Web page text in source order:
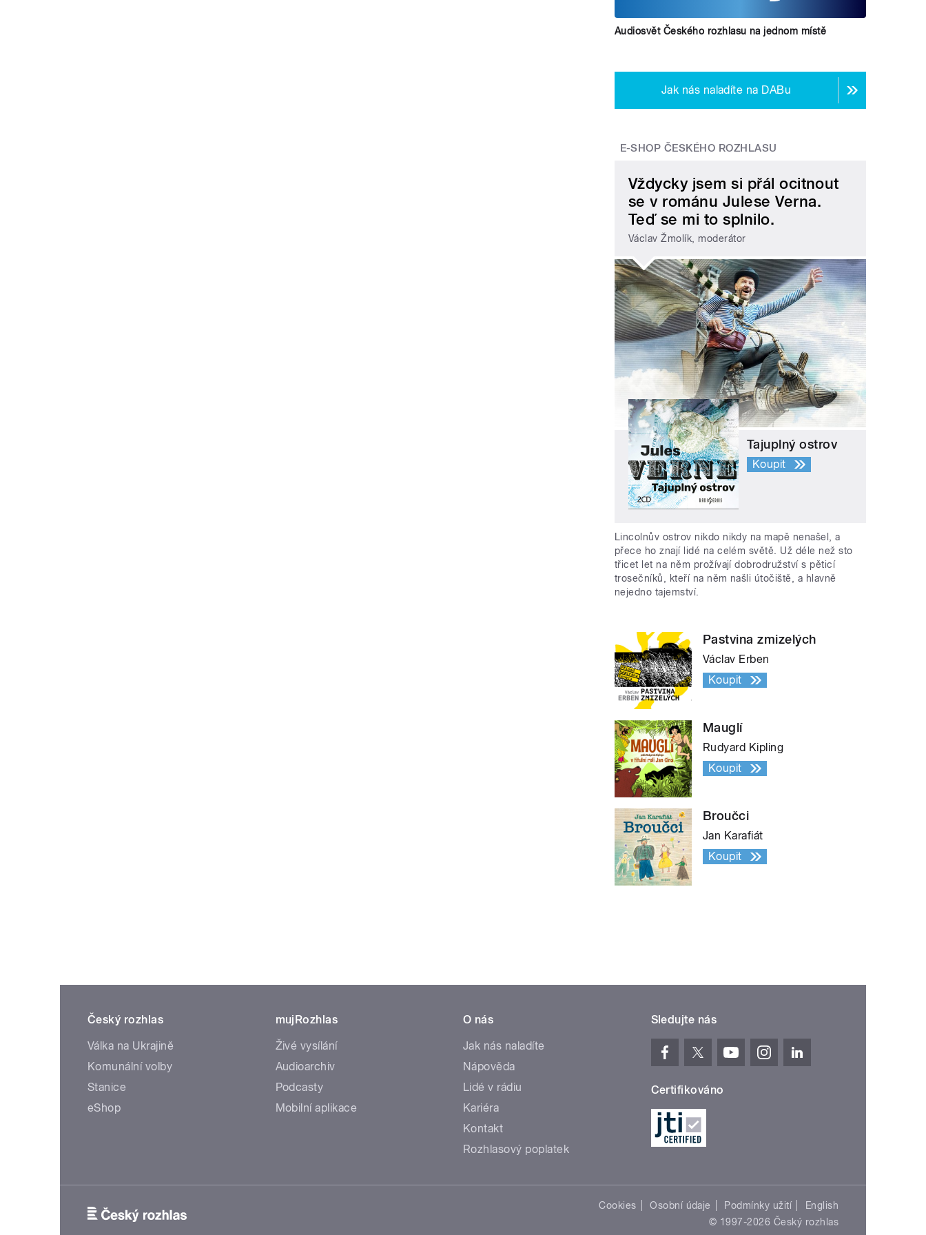
Audiosvět Českého rozhlasu na jednom místě
Jak nás naladíte na DABu
E-SHOP ČESKÉHO ROZHLASU
Vždycky jsem si přál ocitnout
se v románu Julese Verna.
Teď se mi to splnilo.
Václav Žmolík, moderátor
Tajuplný ostrov
Koupit
Lincolnův ostrov nikdo nikdy na mapě nenašel, a
přece ho znají lidé na celém světě. Už déle než sto
třicet let na něm prožívají dobrodružství s pěticí
trosečníků, kteří na něm našli útočiště, a hlavně
nejedno tajemství.
Pastvina zmizelých
Václav Erben
Koupit
Mauglí
Rudyard Kipling
Koupit
Broučci
Jan Karafiát
Koupit
Český rozhlas
Válka na Ukrajině
Komunální volby
Stanice
eShop
mujRozhlas
Živé vysílání
Audioarchiv
Podcasty
Mobilní aplikace
O nás
Jak nás naladíte
Nápověda
Lidé v rádiu
Kariéra
Kontakt
Rozhlasový poplatek
Sledujte nás
Certifikováno
Cookies Osobní údaje Podmínky užití
English
© 1997-2026 Český rozhlas